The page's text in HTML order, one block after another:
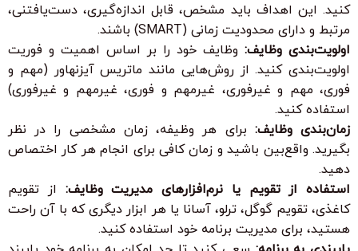
کنید. این اهداف باید مشخص، قابل اندازه‌گیری، دست‌یافتنی،
مرتبط و دارای محدودیت زمانی (SMART) باشند.
اولویت‌بندی وظایف: وظایف خود را بر اساس اهمیت و فوریت
اولویت‌بندی کنید. از روش‌هایی مانند ماتریس آیزنهاور (مهم و
فوری، مهم و غیرفوری، غیرمهم و فوری، غیرمهم و غیرفوری)
استفاده کنید.
زمان‌بندی وظایف: برای هر وظیفه، زمان مشخصی را در نظر
بگیرید. واقع‌بین باشید و زمان کافی برای انجام هر کار اختصاص
دهید.
استفاده از تقویم یا نرم‌افزارهای مدیریت وظایف: از تقویم
کاغذی، تقویم گوگل، ترلو، آسانا یا هر ابزار دیگری که با آن راحت
هستید، برای مدیریت برنامه خود استفاده کنید.